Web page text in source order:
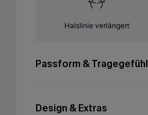
Halslinie verlängert
Passform & Tragegefühl
Design & Extras